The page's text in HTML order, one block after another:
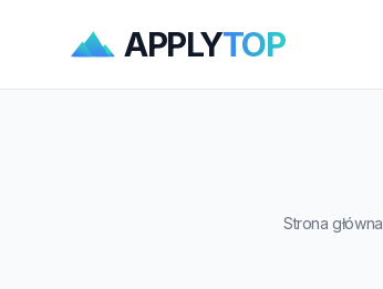
APPLYTOP
Strona główna